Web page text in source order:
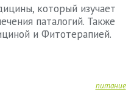
который изучает
паталогий. Также
и Фитотерапией.
питание